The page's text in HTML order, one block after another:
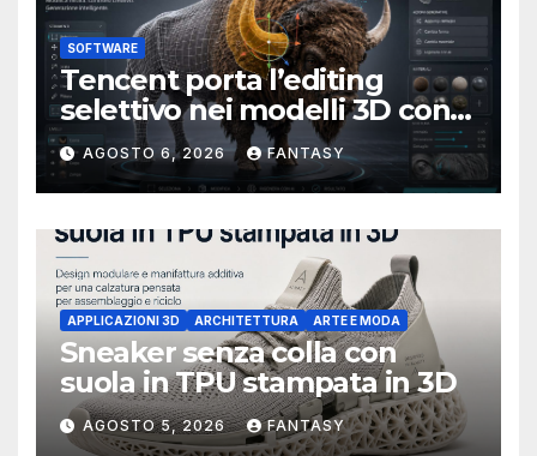
SOFTWARE
Tencent porta l’editing
selettivo nei modelli 3D con
Hunyuan3D-Buffalo 1.0
AGOSTO 6, 2026 FANTASY
APPLICAZIONI 3D ARCHITETTURA ARTE E MODA
Sneaker senza colla con
suola in TPU stampata in 3D
AGOSTO 5, 2026 FANTASY